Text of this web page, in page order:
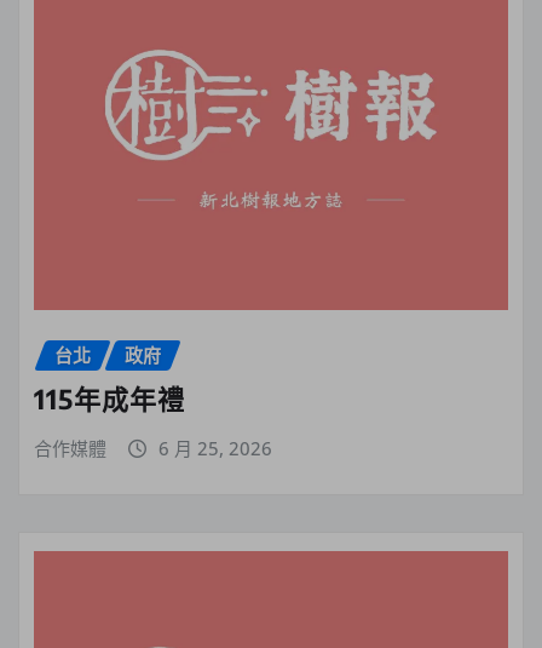
台北 政府
115年成年禮
合作媒體 6 月 25, 2026